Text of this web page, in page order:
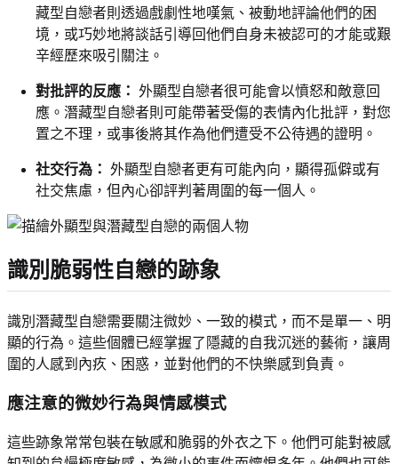
藏型自戀者則透過戲劇性地嘆氣、被動地評論他們的困
境，或巧妙地將談話引導回他們自身未被認可的才能或艱
辛經歷來吸引關注。
對批評的反應： 外顯型自戀者很可能會以憤怒和敵意回
應。潛藏型自戀者則可能帶著受傷的表情內化批評，對您
置之不理，或事後將其作為他們遭受不公待遇的證明。
社交行為： 外顯型自戀者更有可能內向，顯得孤僻或有
社交焦慮，但內心卻評判著周圍的每一個人。
識別脆弱性自戀的跡象
識別潛藏型自戀需要關注微妙、一致的模式，而不是單一、明
顯的行為。這些個體已經掌握了隱藏的自我沉迷的藝術，讓周
圍的人感到內疚、困惑，並對他們的不快樂感到負責。
應注意的微妙行為與情感模式
這些跡象常常包裝在敏感和脆弱的外衣之下。他們可能對被感